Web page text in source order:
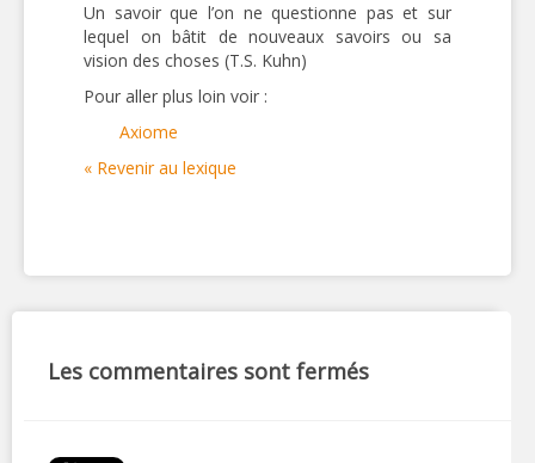
Un savoir que l’on ne questionne pas et sur
lequel on bâtit de nouveaux savoirs ou sa
vision des choses (T.S. Kuhn)
Pour aller plus loin voir :
Axiome
« Revenir au lexique
Les commentaires sont fermés